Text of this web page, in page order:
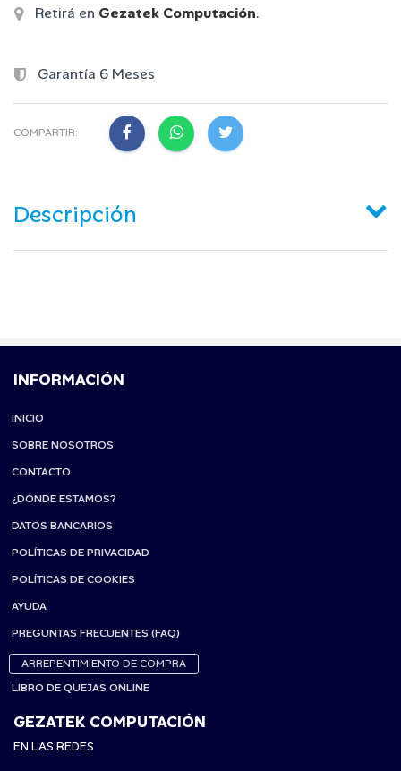
Retirá en Gezatek Computación.
Garantía 6 Meses
COMPARTIR:
Descripción
INFORMACIÓN
INICIO
SOBRE NOSOTROS
CONTACTO
¿DÓNDE ESTAMOS?
DATOS BANCARIOS
POLÍTICAS DE PRIVACIDAD
POLÍTICAS DE COOKIES
AYUDA
PREGUNTAS FRECUENTES (FAQ)
ARREPENTIMIENTO DE COMPRA
LIBRO DE QUEJAS ONLINE
GEZATEK COMPUTACIÓN
EN LAS REDES